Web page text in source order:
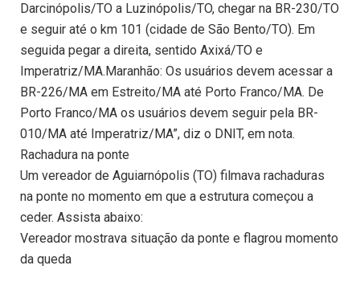
Darcinópolis/TO a Luzinópolis/TO, chegar na BR-230/TO
e seguir até o km 101 (cidade de São Bento/TO). Em
seguida pegar a direita, sentido Axixá/TO e
Imperatriz/MA.Maranhão: Os usuários devem acessar a
BR-226/MA em Estreito/MA até Porto Franco/MA. De
Porto Franco/MA os usuários devem seguir pela BR-
010/MA até Imperatriz/MA”, diz o DNIT, em nota.
Rachadura na ponte
Um vereador de Aguiarnópolis (TO) filmava rachaduras
na ponte no momento em que a estrutura começou a
ceder. Assista abaixo:
Vereador mostrava situação da ponte e flagrou momento
da queda